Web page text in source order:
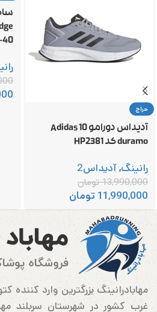
حراج
آدیداس دورامو 10 Adidas
duramo کد HP2381
رانینگ,آدیداس2
13,990,000تومان
11,990,000 تومان
40
مهابادرانینگ بزرگترین وارد کننده
غرب کشور در شهرستان سربلند